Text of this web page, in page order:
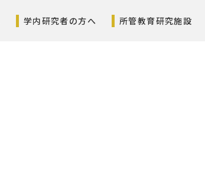
学内研究者の方へ 所管教育研究施設